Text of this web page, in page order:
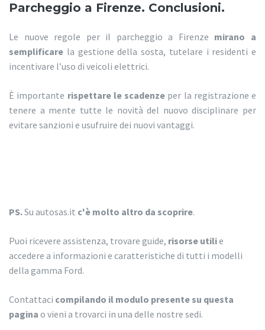
Parcheggio a Firenze. Conclusioni.
Le nuove regole per il parcheggio a Firenze mirano a
semplificare la gestione della sosta, tutelare i residenti e
incentivare l’uso di veicoli elettrici.
È importante rispettare le scadenze per la registrazione e
tenere a mente tutte le novità del nuovo disciplinare per
evitare sanzioni e usufruire dei nuovi vantaggi.
PS.Su autosas.it c'è molto altro da scoprire.
Puoi ricevere assistenza, trovare guide, risorse utilie
accedere a informazioni e caratteristiche di tutti i modelli
della gamma Ford.
Contattaci compilando il modulo presente su questa
pagina o vieni a trovarci in una delle nostre sedi.